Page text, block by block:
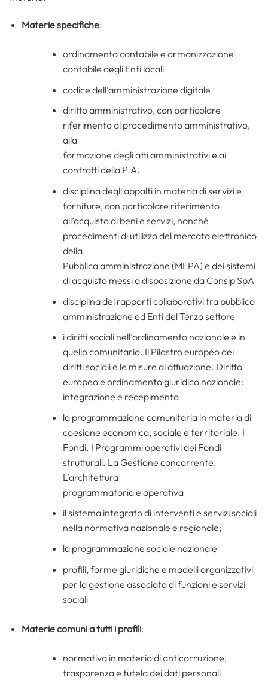
Materie specifiche:
ordinamento contabile e armonizzazione
contabile degli Enti locali
codice dell’amministrazione digitale
diritto amministrativo, con particolare
riferimento al procedimento amministrativo,
alla
formazione degli atti amministrativi e ai
contratti della P.A.
disciplina degli appalti in materia di servizi e
forniture, con particolare riferimento
all’acquisto di beni e servizi, nonché
procedimenti di utilizzo del mercato elettronico
della
Pubblica amministrazione (MEPA) e dei sistemi
di acquisto messi a disposizione da Consip SpA
disciplina dei rapporti collaborativi tra pubblica
amministrazione ed Enti del Terzo settore
i diritti sociali nell’ordinamento nazionale e in
quello comunitario. Il Pilastro europeo dei
diritti sociali e le misure di attuazione. Diritto
europeo e ordinamento giuridico nazionale:
integrazione e recepimento
la programmazione comunitaria in materia di
coesione economica, sociale e territoriale. I
Fondi. I Programmi operativi dei Fondi
strutturali. La Gestione concorrente.
L’architettura
programmatoria e operativa
il sistema integrato di interventi e servizi sociali
nella normativa nazionale e regionale;
la programmazione sociale nazionale
profili, forme giuridiche e modelli organizzativi
per la gestione associata di funzioni e servizi
sociali
Materie comuni a tutti i profili:
normativa in materia di anticorruzione,
trasparenza e tutela dei dati personali